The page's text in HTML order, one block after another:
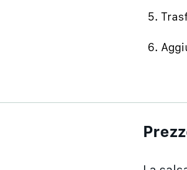
5.
6.